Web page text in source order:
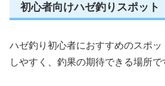
初心者向けハゼ釣りスポット
ハゼ釣り初心者におすすめのスポ
しやすく、釣果の期待できる場所で